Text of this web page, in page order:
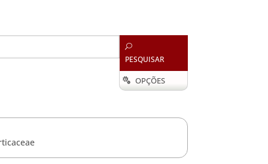
U
PESQUISAR
 OPÇÕES